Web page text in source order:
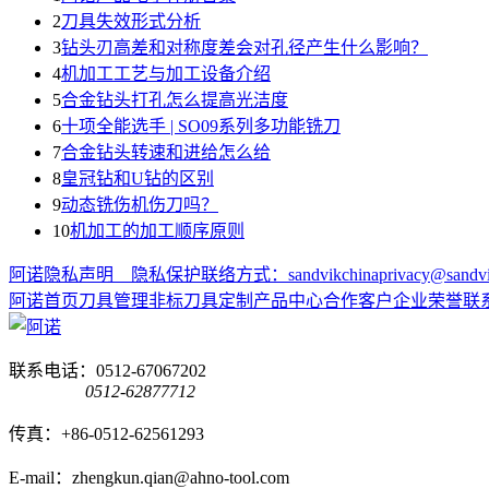
2刀具失效形式分析
3钻头刃高差和对称度差会对孔径产生什么影响？
4机加工工艺与加工设备介绍
5合金钻头打孔怎么提高光洁度
6十项全能选手 | SO09系列多功能铣刀
7合金钻头转速和进给怎么给
8皇冠钻和U钻的区别
9动态铣伤机伤刀吗？
10机加工的加工顺序原则
阿诺隐私声明 隐私保护联络方式：
阿诺首页刀具管理非标刀具定制 产品中心合作客户企业荣誉联
联系电话：0512-67067202
0512-62877712
传真：+86-0512-62561293
E-mail：zhengkun.qian@ahno-tool.com